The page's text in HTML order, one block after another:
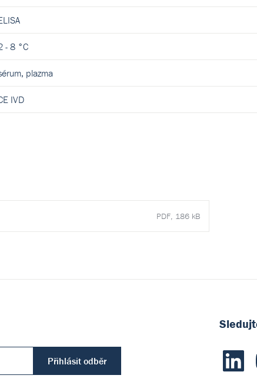
- 8 °C
plazma
IVD
PDF, 186 kB
Přihlásit odběr